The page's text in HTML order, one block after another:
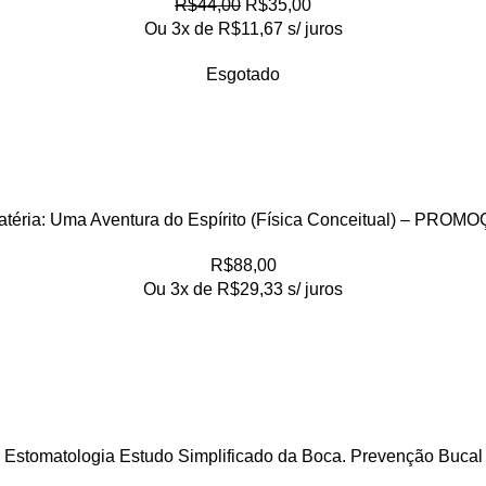
R$44,00 R$35,00
Ou 3x de R$11,67 s/ juros
Esgotado
Uma Aventura do Espírito (Física Conceitual) –
R$88,00
Ou 3x de R$29,33 s/ juros
Estomatologia Estudo Simplificado da Boca. Prevenção Bucal